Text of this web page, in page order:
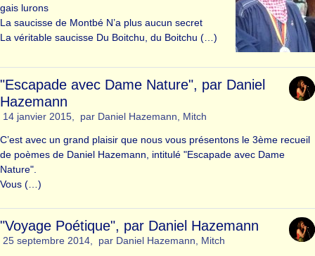
gais lurons
La saucisse de Montbé N’a plus aucun secret
La véritable saucisse Du Boitchu, du Boitchu (…)
"Escapade avec Dame Nature", par Daniel
Hazemann
14 janvier 2015 par Daniel Hazemann Mitch
C’est avec un grand plaisir que nous vous présentons le 3ème recueil
de poèmes de Daniel Hazemann, intitulé "Escapade avec Dame
Nature".
Vous (…)
"Voyage Poétique", par Daniel Hazemann
25 septembre 2014 par Daniel Hazemann Mitch